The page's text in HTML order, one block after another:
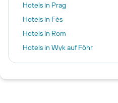
Hotels in Prag
Hotels in Fès
Hotels in Rom
Hotels in Wyk auf Föhr
Hotels in Hamburg